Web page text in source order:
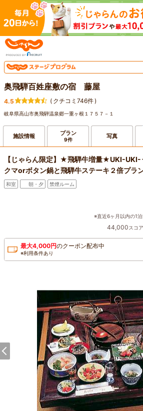
奥飛騨百姓座敷の宿 藤屋
4.5 ( クチコミ746件)
岐阜県高山市奥飛騨温泉郷一重ヶ根１７５７－１
施設情報 プラン
9件 写真
【じゃらん限定】★飛騨牛増量★UKI-
クマorボタン鍋と飛騨牛ステーキ２倍プラ
和室 朝・夕 禁煙ルーム
※直近6ヶ月以内の1
44,000スコ
最大4,000円のクーポン配布中
※利用条件あり